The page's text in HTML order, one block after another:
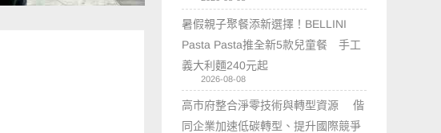
暑假親子聚餐添新選擇！BELLINI
Pasta Pasta推全新5款兒童餐 手工
義大利麵240元起
2026-08-08
高市府整合淨零技術與轉型資源 偕
同企業加速低碳轉型、提升國際競爭